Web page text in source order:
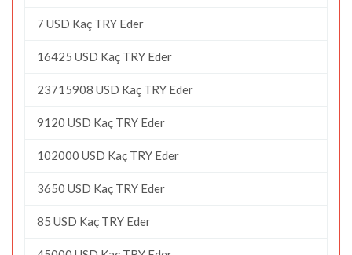
7 USD Kaç TRY Eder
16425 USD Kaç TRY Eder
23715908 USD Kaç TRY Eder
9120 USD Kaç TRY Eder
102000 USD Kaç TRY Eder
3650 USD Kaç TRY Eder
85 USD Kaç TRY Eder